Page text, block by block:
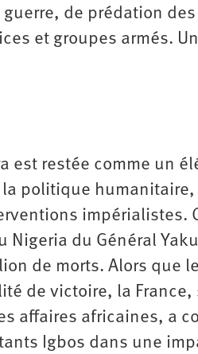
de prédation
et groupes armés.
est restée comme un
politique humanitaire,
impérialistes.
Nigeria du Général
de morts. Alors que
de victoire, la France,
affaires africaines, a
Igbos dans une